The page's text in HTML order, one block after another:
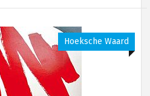
Hoeksche Waard